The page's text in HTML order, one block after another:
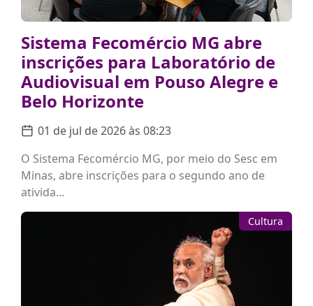
Sistema Fecomércio MG abre
inscrições para Laboratório de
Audiovisual em Pouso Alegre e
Belo Horizonte
01 de jul de 2026 às 08:23
O Sistema Fecomércio MG, por meio do Sesc em
Minas, abre inscrições para o segundo ano de
ativida...
Cultura